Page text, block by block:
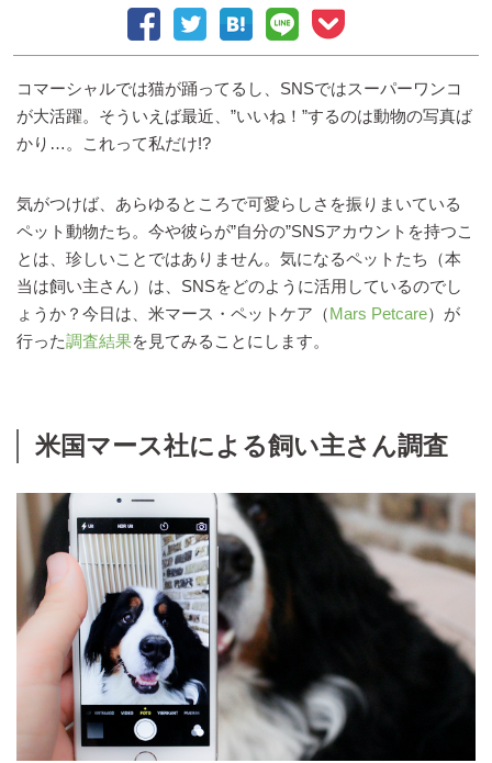
コマーシャルでは猫が踊ってるし、SNSではスーパーワンコ
が大活躍。そういえば最近、”いいね！”するのは動物の写真ば
かり…。これって私だけ!?
気がつけば、あらゆるところで可愛らしさを振りまいている
ペット動物たち。今や彼らが”自分の”SNSアカウントを持つこ
とは、珍しいことではありません。気になるペットたち（本
当は飼い主さん）は、SNSをどのように活用しているのでし
ょうか？今日は、米マース・ペットケア（Mars Petcare）が
行った調査結果を見てみることにします。
米国マース社による飼い主さん調査